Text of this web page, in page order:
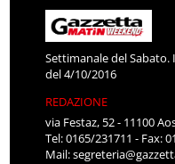
Settimanale del Sabato.
del 4/10/2016
REDAZIONE
via Festaz, 52 - 11100
Tel: 0165/231711 - Fax:
Mail: